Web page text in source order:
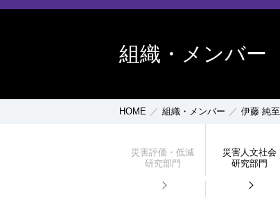
組織・メンバー
HOME 組織・メンバー 伊藤 純至
災害評価・低減
研究部門
災害人文社会
研究部門